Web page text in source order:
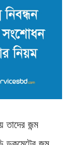
তাদের জন্ম